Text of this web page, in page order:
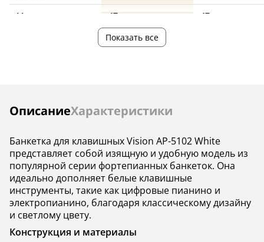
Минимальная
47 47
54
Материал ножек
дерево
Страна
производства
— —
Показать все
ОписаниеХарактеристики
Инструкции
Банкетка для клавишных Vision AP-5102 White
представляет собой изящную и удобную модель из
популярной серии фортепианных банкеток. Она
идеально дополняет белые клавишные
инструменты, такие как цифровые пианино и
электропианино, благодаря классическому дизайну
и светлому цвету.
Конструкция и материалы